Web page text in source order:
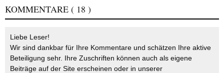
KOMMENTARE ( 18 )
Liebe Leser!
Wir sind dankbar für Ihre Kommentare und schätzen Ihre aktive
Beteiligung sehr. Ihre Zuschriften können auch als eigene
Beiträge auf der Site erscheinen oder in unserer